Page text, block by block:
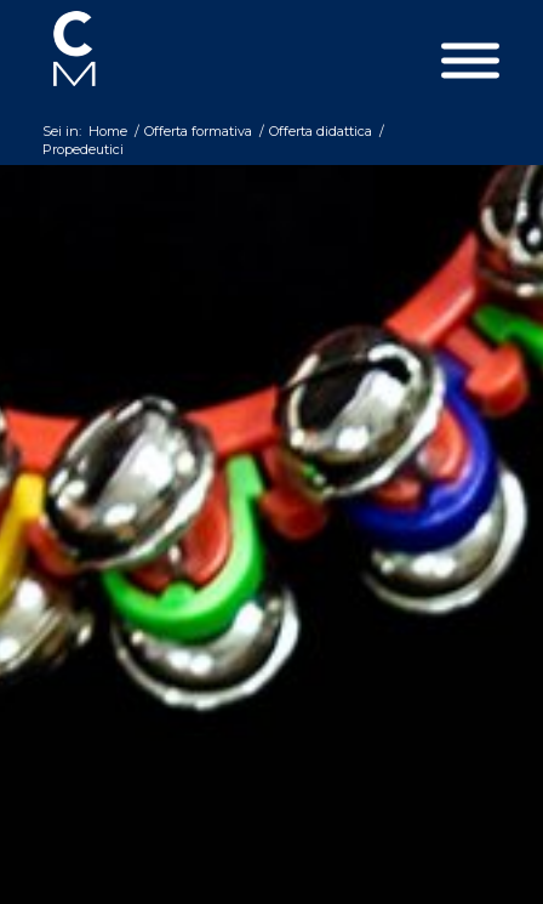
Sei in: Home / Offerta formativa / Offerta didattica /
Propedeutici